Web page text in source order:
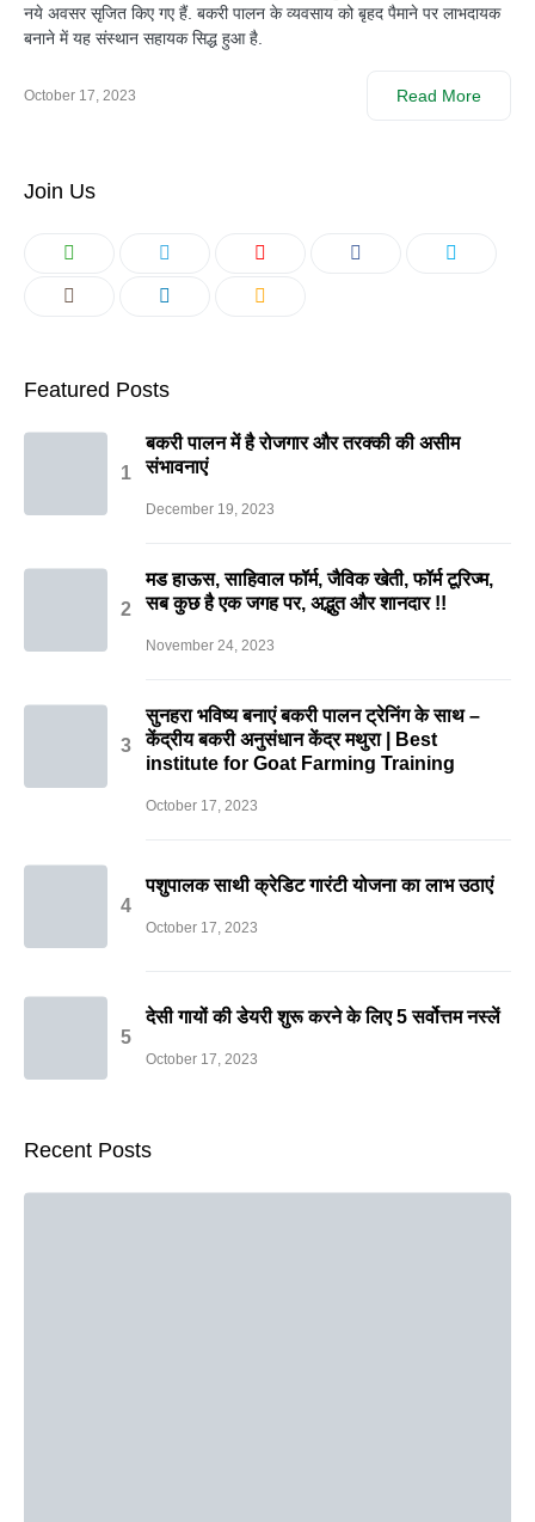
नये अवसर सृजित किए गए हैं. बकरी पालन के व्यवसाय को बृहद पैमाने पर लाभदायक
बनाने में यह संस्थान सहायक सिद्ध हुआ है.
October 17, 2023 Read More
Join Us
Featured Posts
बकरी पालन में है रोजगार और तरक्की की असीम
संभावनाएं
December 19, 2023
मड हाऊस, साहिवाल फॉर्म, जैविक खेती, फॉर्म टूरिज्म,
सब कुछ है एक जगह पर, अद्भुत और शानदार !!
November 24, 2023
सुनहरा भविष्य बनाएं बकरी पालन ट्रेनिंग के साथ –
केंद्रीय बकरी अनुसंधान केंद्र मथुरा | Best
institute for Goat Farming Training
October 17, 2023
पशुपालक साथी क्रेडिट गारंटी योजना का लाभ उठाएं
October 17, 2023
देसी गायों की डेयरी शुरू करने के लिए 5 सर्वोत्तम नस्लें
October 17, 2023
Recent Posts